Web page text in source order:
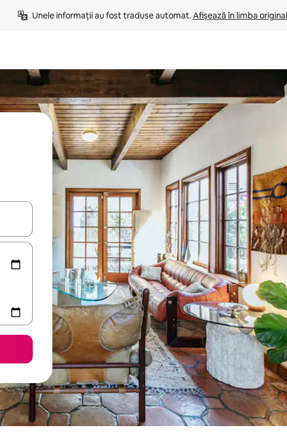
Unele informații au fost traduse automat. Afișează în limba
tastele săgeată în sus și în jos sau prin gesturi de atingere ori glisare.